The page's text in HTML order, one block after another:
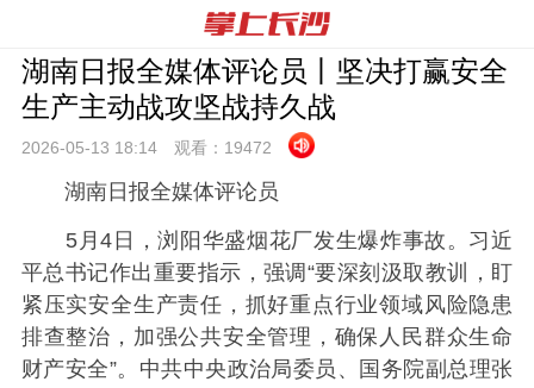
湖南日报全媒体评论员丨坚决打赢安全
生产主动战攻坚战持久战
2026-05-13 18:14 观看： 19472
湖南日报全媒体评论员
5月4日，浏阳华盛烟花厂发生爆炸事故。习近
平总书记作出重要指示，强调“要深刻汲取教训，盯
紧压实安全生产责任，抓好重点行业领域风险隐患
排查整治，加强公共安全管理，确保人民群众生命
财产安全”。中共中央政治局委员、国务院副总理张